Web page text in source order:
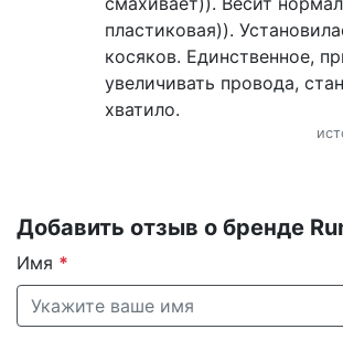
пластиковая)).
косяков. Единственное,
увеличивать провода,
хватило.
Добавить отзыв о бренде
Имя *